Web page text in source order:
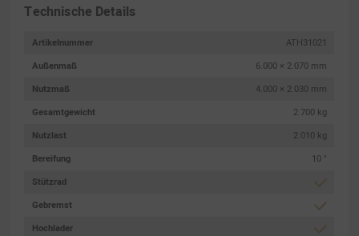
Technische Details
Artikelnummer
ATH31021
Außenmaß
6.000 × 2.070 mm
Nutzmaß
4.000 × 2.030 mm
Gesamtgewicht
2.700 kg
Nutzlast
2.010 kg
Bereifung
10 "
Stützrad
Gebremst
Hochlader